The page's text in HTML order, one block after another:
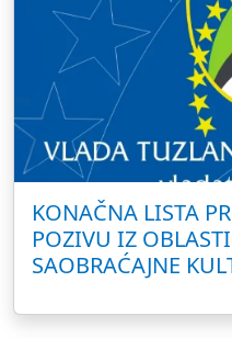
KONAČNA LISTA
POZIVU IZ
SAOBRAĆAJNE